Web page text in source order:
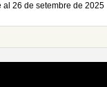
al 26 de setembre de 2025